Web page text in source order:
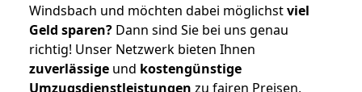
Windsbach und möchten dabei möglichstviel
Geld sparen? Dann sind Sie bei uns genau
richtig! Unser Netzwerk bieten Ihnen
zuverlässige und kostengünstige
Umzugsdienstleistungen zu fairen Preisen,